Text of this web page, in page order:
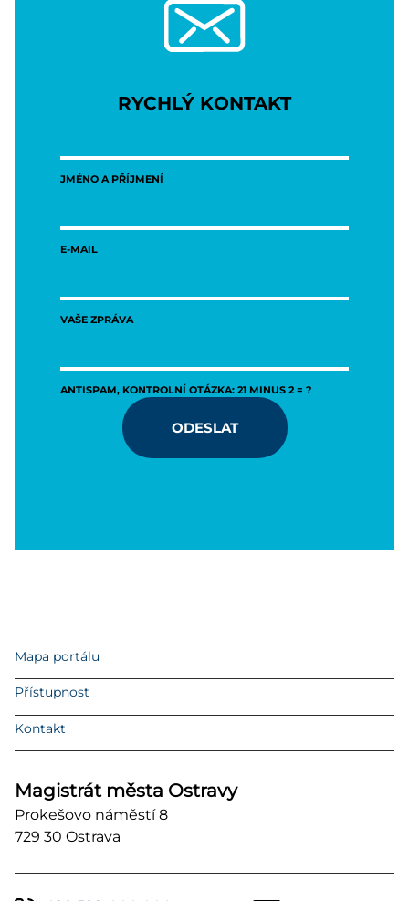
RYCHLÝ KONTAKT
JMÉNO A PŘÍJMENÍ
E-MAIL
VAŠE ZPRÁVA
ANTISPAM, KONTROLNÍ OTÁZKA: 21 MINUS 2 = ?
ODESLAT
Mapa portálu
Přístupnost
Kontakt
Magistrát města Ostravy
Prokešovo náměstí 8
729 30 Ostrava